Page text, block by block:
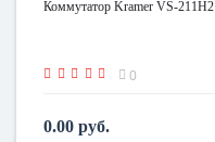
Коммутатор Kramer VS-211H2
0
0.00 руб.